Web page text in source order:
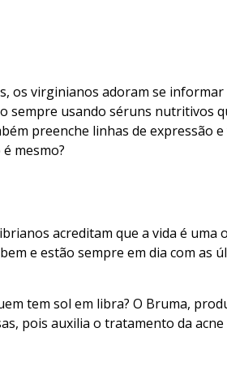
os virginianos adoram se informar
sempre usando séruns nutritivos
preenche linhas de expressão
mesmo?
acreditam que a vida é uma
e estão sempre em dia com as
tem sol em libra? O Bruma,
pois auxilia o tratamento da